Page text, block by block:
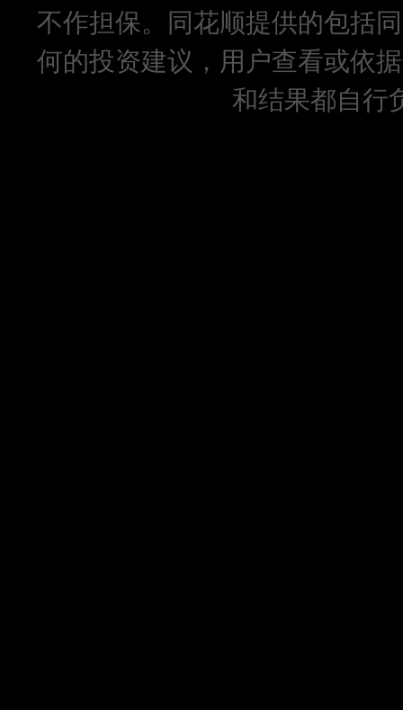
不作担保。同花顺提供的包括
何的投资建议，用户查看或依
和结果都自行